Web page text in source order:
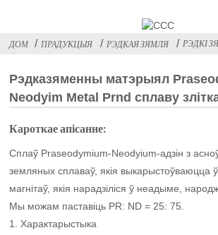
ДОМ ПРАДУКЦЫЯ РЭДКАЯ ЗЯМЛЯ РЭДКІ
Рэдказяменны матэрыял
Neodyim Metal Prnd сплаву
Кароткае апісанне:
Сплаў Praseodymium-Neodyium-адзін з
земляных сплаваў, якія выкарыстоўваюцца
магнітаў, якія нарадзіліся ў неадыме,
Мы можам паставіць PR: ND = 25: 75.
1. Характарыстыка